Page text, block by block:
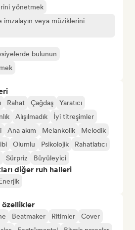
yönetmek
imzalayın veya müziklerini
bulunun
Rahat Çağdaş
Yaratıcı
Alışılmadık
İyi titreşimler
Ana akım Melankolik
Melodik
Olumlu Psikolojik
Rahatlatıcı
Sürpriz Büyüleyici
diğer ruh halleri
özellikler
Beatmaker Ritimler
Cover